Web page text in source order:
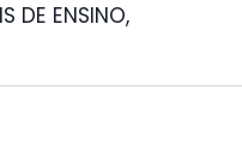
DE ENSINO,